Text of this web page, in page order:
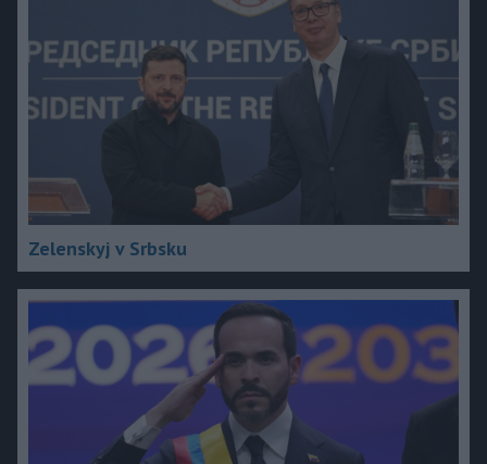
Zelenskyj v Srbsku